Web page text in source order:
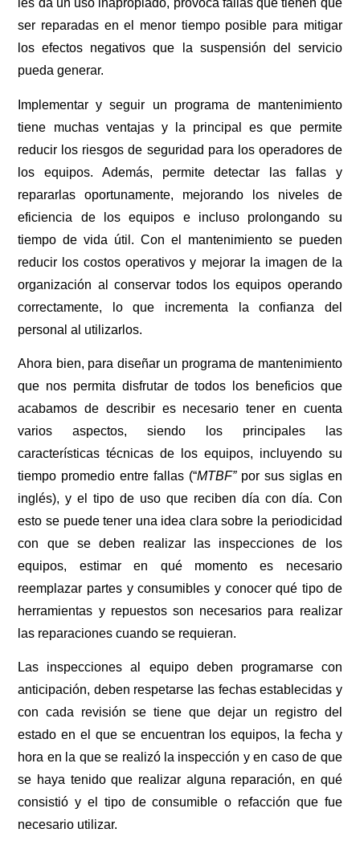
les da un uso inapropiado, provoca fallas que tienen que
ser reparadas en el menor tiempo posible para mitigar
los efectos negativos que la suspensión del servicio
pueda generar.
Implementar y seguir un programa de mantenimiento
tiene muchas ventajas y la principal es que permite
reducir los riesgos de seguridad para los operadores de
los equipos. Además, permite detectar las fallas y
repararlas oportunamente, mejorando los niveles de
eficiencia de los equipos e incluso prolongando su
tiempo de vida útil. Con el mantenimiento se pueden
reducir los costos operativos y mejorar la imagen de la
organización al conservar todos los equipos operando
correctamente, lo que incrementa la confianza del
personal al utilizarlos.
Ahora bien, para diseñar un programa de mantenimiento
que nos permita disfrutar de todos los beneficios que
acabamos de describir es necesario tener en cuenta
varios aspectos, siendo los principales las
características técnicas de los equipos, incluyendo su
tiempo promedio entre fallas (“MTBF”por sus siglas en
inglés), y el tipo de uso que reciben día con día. Con
esto se puede tener una idea clara sobre la periodicidad
con que se deben realizar las inspecciones de los
equipos, estimar en qué momento es necesario
reemplazar partes y consumibles y conocer qué tipo de
herramientas y repuestos son necesarios para realizar
las reparaciones cuando se requieran.
Las inspecciones al equipo deben programarse con
anticipación, deben respetarse las fechas establecidas y
con cada revisión se tiene que dejar un registro del
estado en el que se encuentran los equipos, la fecha y
hora en la que se realizó la inspección y en caso de que
se haya tenido que realizar alguna reparación, en qué
consistió y el tipo de consumible o refacción que fue
necesario utilizar.